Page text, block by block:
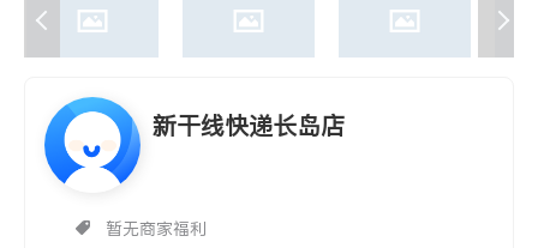
新干线快递长岛店
暂无商家福利